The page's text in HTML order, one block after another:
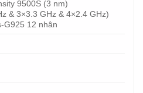
9500S (3 nm)
& 3×3.3 GHz & 4×2.4 GHz)
G925 12 nhân